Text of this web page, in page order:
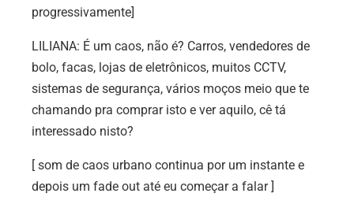
progressivamente]
LILIANA: É um caos, não é? Carros, vendedores de
bolo, facas, lojas de eletrônicos, muitos CCTV,
sistemas de segurança, vários moços meio que te
chamando pra comprar isto e ver aquilo, cê tá
interessado nisto?
[ som de caos urbano continua por um instante e
depois um fade out até eu começar a falar ]